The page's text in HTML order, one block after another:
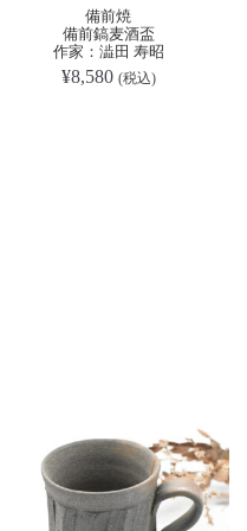
備前焼
備前鎬麦酒盃
作家：澁田 寿昭
¥8,580 (税込)